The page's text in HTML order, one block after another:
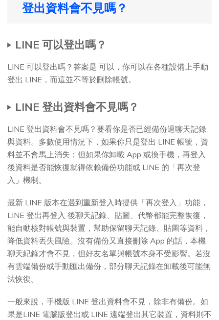
登出資料會不見嗎？
LINE 可以登出嗎？
LINE 可以登出嗎？答案是 可以，你可以在各種設備上手動
登出 LINE，而這並不等於刪除帳號。
LINE 登出資料會不見嗎？
LINE 登出資料會不見嗎？要看你是否已經備份過聊天記錄
與資料。多數使用情況下，如果你只是登出 LINE 帳號，資
料並不會馬上消失；但如果你卸載 App 或換手機，再登入
後資料是否能恢復就得依賴備份功能或 LINE 的「再次登
入」機制。
最新 LINE 版本在遇到重新登入時提供「再次登入」功能，
LINE 登出再登入 後聊天記錄、貼圖、代幣都能完整恢復，
能自動核對帳號與裝置，幫助保留聊天記錄、貼圖等資料，
降低資料丟失風險。沒有備份又直接刪除 App 的話，本機
聊天紀錄才會不見，但好友名單與帳號本身不受影響。若沒
有雲端備份或手動匯出備份，部分聊天記錄在卸載後可能無
法恢復。
一般來說，手機版 LINE 登出資料會不見，除非有備份。如
果是LINE 電腦版登出或 LINE 遠端登出其它裝置，資料則不